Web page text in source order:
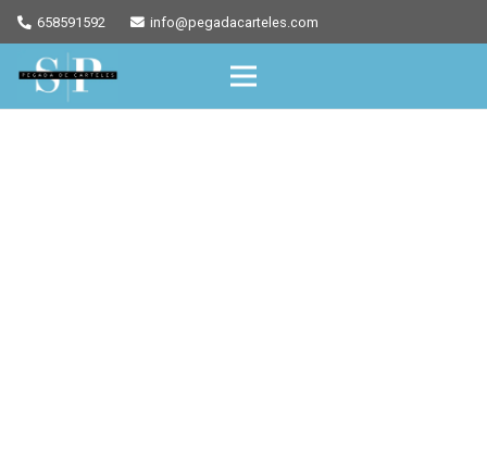
658591592 info@pegadacarteles.com